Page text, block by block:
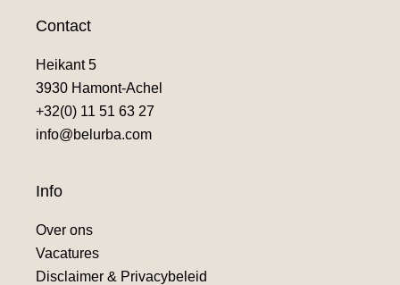
Contact
Heikant 5
3930 Hamont-Achel
+32(0) 11 51 63 27
info@belurba.com
Info
Over ons
Vacatures
Disclaimer & Privacybeleid